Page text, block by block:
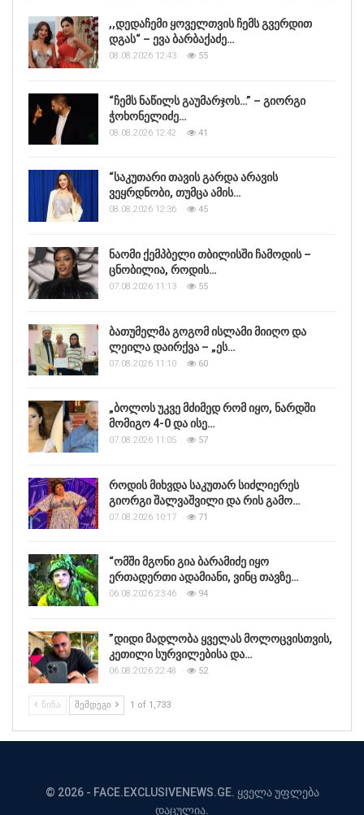
,,დედაჩემი ყოველთვის ჩემს გვერდით
დგას“ – ევა ბარბაქაძე…
08.08.2026 12:43 55
“ჩემს ნაწილს გაუმარჯოს…” – გიორგი
ჭოხონელიძე…
08.08.2026 12:42 41
“საკუთარი თავის გარდა არავის
ვეყრდნობი, თუმცა ამის…
08.08.2026 12:36 45
ნაომი ქემპბელი თბილისში ჩამოდის –
ცნობილია, როდის…
07.08.2026 11:13 55
ბათუმელმა გოგომ ისლამი მიიღო და
ლეილა დაირქვა – „ეს…
07.08.2026 11:10 60
„ბოლოს უკვე მძიმედ რომ იყო, ნარდში
მომიგო 4-0 და ისე…
07.08.2026 11:05 57
როდის მიხვდა საკუთარ სიძლიერეს
გიორგი შალვაშვილი და რის გამო…
07.08.2026 10:17 71
“ომში მგონი გია ბარამიძე იყო
ერთადერთი ადამიანი, ვინც თავზე…
06.08.2026 23:46 94
”დიდი მადლობა ყველას მოლოცვისთვის,
კეთილი სურვილებისა და…
06.08.2026 22:48 52
ᲬᲘᲜᲐ ᲨᲔᲛᲓᲔᲒᲘ 1 of 1,733
© 2026 - FACE.EXCLUSIVENEWS.GE. ყველა უფლება
დაცულია.